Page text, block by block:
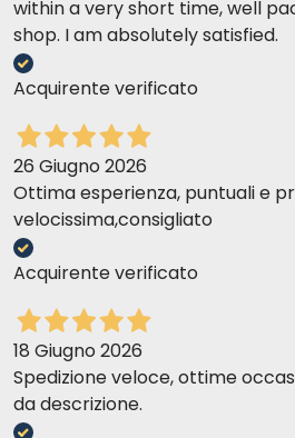
within a very short time, well
shop. I am absolutely satisfied.
Acquirente verificato
26 Giugno 2026
Ottima esperienza, puntuali e
velocissima,consigliato
Acquirente verificato
18 Giugno 2026
Spedizione veloce, ottime
da descrizione.